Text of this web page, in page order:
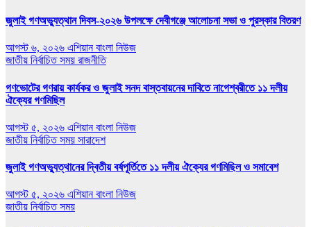
জুলাই গণঅভ্যুত্থান দিবস-২০২৬ উপলক্ষে দেবীগঞ্জে আলোচনা সভা ও পুরস্কার বিতরণ
আগস্ট ৬, ২০২৬ এশিয়ান বাংলা নিউজ
জাতীয় নির্বাচিত সময় রাজনীতি
গণভোটের গণরায় কার্যকর ও জুলাই সনদ বাস্তবায়নের দাবিতে নাগেশ্বরীতে ১১ দলীয়
ঐক্যের গণমিছিল
আগস্ট ৫, ২০২৬ এশিয়ান বাংলা নিউজ
জাতীয় নির্বাচিত সময় সারাদেশ
জুলাই গণঅভ্যুত্থানের দ্বিতীয় বর্ষপূর্তিতে ১১ দলীয় ঐক্যের গণমিছিল ও সমাবেশ
আগস্ট ৫, ২০২৬ এশিয়ান বাংলা নিউজ
জাতীয় নির্বাচিত সময়